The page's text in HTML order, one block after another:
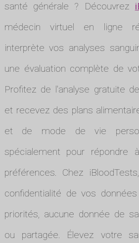
santé générale ? Découvrez
médecin virtuel en ligne
interprète vos analyses
une évaluation complète de
Profitez de l'analyse gratuite
et recevez des plans
et de mode de vie
spécialement pour répondre
préférences. Chez
confidentialité de vos
priorités, aucune donnée de
ou partagée. Élevez votre